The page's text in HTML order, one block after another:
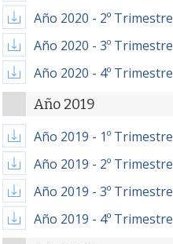
Año 2020 - 2º Trimestre
Año 2020 - 3º Trimestre
Año 2020 - 4º Trimestre
Año 2019
Año 2019 - 1º Trimestre
Año 2019 - 2º Trimestre
Año 2019 - 3º Trimestre
Año 2019 - 4º Trimestre